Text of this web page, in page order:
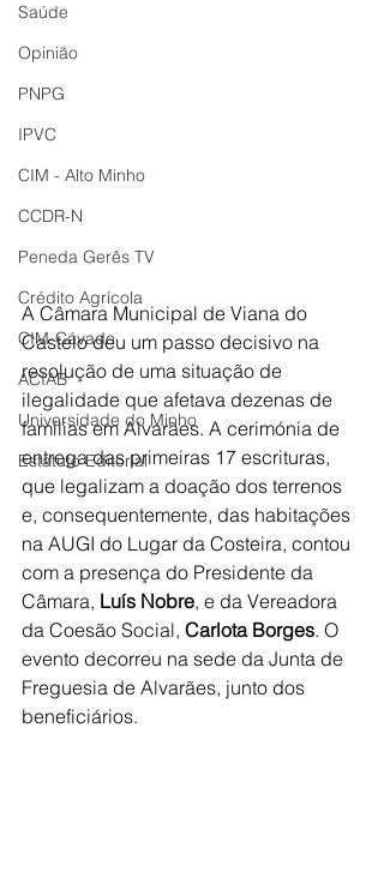
Saúde
Opinião
PNPG
IPVC
CIM - Alto Minho
CCDR-N
Peneda Gerês TV
Crédito Agrícola
CIM-Cávado
ACIAB
Universidade do Minho
Estatuto Editorial
A Câmara Municipal de Viana do
Castelo deu um passo decisivo na
resolução de uma situação de
ilegalidade que afetava dezenas de
famílias em Alvarães. A cerimónia de
entrega das primeiras 17 escrituras,
que legalizam a doação dos terrenos
e, consequentemente, das habitações
na AUGI do Lugar da Costeira, contou
com a presença do Presidente da
Câmara, Luís Nobre, e da Vereadora
da Coesão Social, Carlota Borges. O
evento decorreu na sede da Junta de
Freguesia de Alvarães, junto dos
beneficiários.